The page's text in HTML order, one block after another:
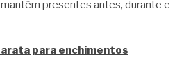
presentes antes, durante e
para enchimentos